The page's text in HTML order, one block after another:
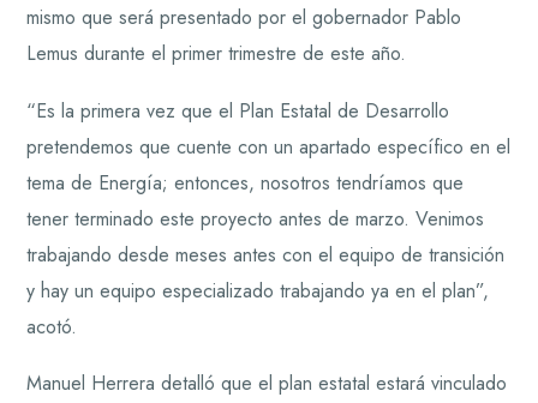
mismo que será presentado por el gobernador Pablo
Lemus durante el primer trimestre de este año.
“Es la primera vez que el Plan Estatal de Desarrollo
pretendemos que cuente con un apartado específico en el
tema de Energía; entonces, nosotros tendríamos que
tener terminado este proyecto antes de marzo. Venimos
trabajando desde meses antes con el equipo de transición
y hay un equipo especializado trabajando ya en el plan”,
acotó.
Manuel Herrera detalló que el plan estatal estará vinculado